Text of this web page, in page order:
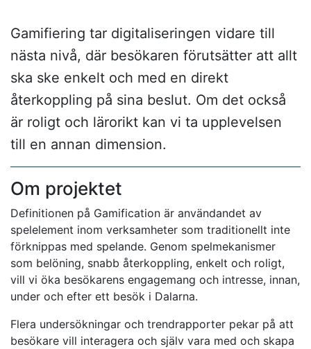
Gamifiering tar digitaliseringen vidare till
nästa nivå, där besökaren förutsätter att allt
ska ske enkelt och med en direkt
återkoppling på sina beslut. Om det också
är roligt och lärorikt kan vi ta upplevelsen
till en annan dimension.
Om projektet
Definitionen på Gamification är användandet av
spelelement inom verksamheter som traditionellt inte
förknippas med spelande. Genom spelmekanismer
som belöning, snabb återkoppling, enkelt och roligt,
vill vi öka besökarens engagemang och intresse, innan,
under och efter ett besök i Dalarna.
Flera undersökningar och trendrapporter pekar på att
besökare vill interagera och själv vara med och skapa